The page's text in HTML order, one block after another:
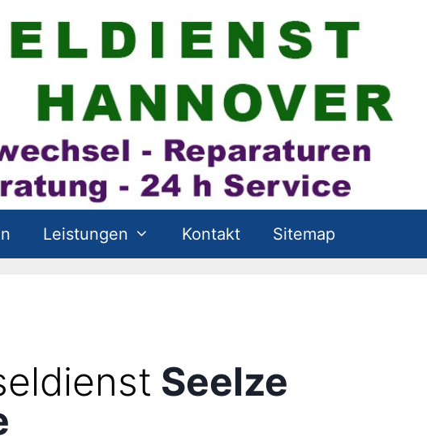
Leistungen Kontakt Sitemap
Seelze